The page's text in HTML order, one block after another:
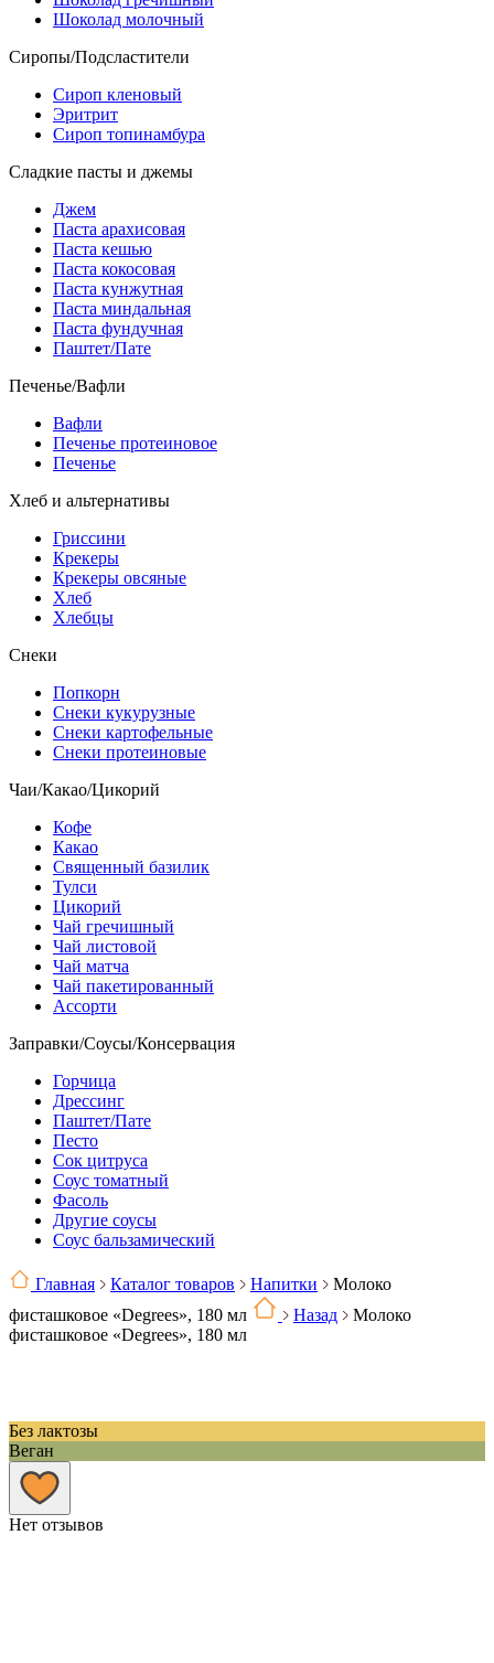
Шоколад молочный
Сиропы/Подсластители
Сироп кленовый
Эритрит
Сироп топинамбура
Сладкие пасты и джемы
Джем
Паста арахисовая
Паста кешью
Паста кокосовая
Паста кунжутная
Паста миндальная
Паста фундучная
Паштет/Пате
Печенье/Вафли
Вафли
Печенье протеиновое
Печенье
Хлеб и альтернативы
Гриссини
Крекеры
Крекеры овсяные
Хлеб
Хлебцы
Снеки
Попкорн
Снеки кукурузные
Снеки картофельные
Снеки протеиновые
Чаи/Какао/Цикорий
Кофе
Какао
Священный базилик
Тулси
Цикорий
Чай гречишный
Чай листовой
Чай матча
Чай пакетированный
Ассорти
Заправки/Соусы/Консервация
Горчица
Дрессинг
Паштет/Пате
Песто
Сок цитруса
Соус томатный
Фасоль
Другие соусы
Соус бальзамический
Главная Каталог товаров Напитки
Молоко
фисташковое «Degrees», 180 мл
Назад
Молоко
фисташковое «Degrees», 180 мл
Без лактозы
Веган
Нет отзывов